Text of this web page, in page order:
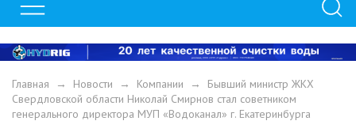
Главная → Новости → Компании → Бывший министр ЖКХ
Свердловской области Николай Смирнов стал советником
генерального директора МУП «Водоканал» г. Екатеринбурга